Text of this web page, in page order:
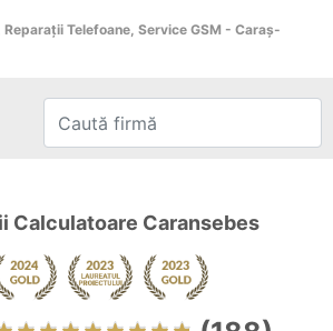
Telefoane, Service GSM - Caraş-
Calculatoare Caransebes